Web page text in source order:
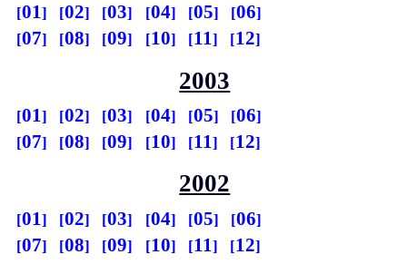
01 02 03 04 05
06
07
08 09 10 11 12
2003
01 02 03 04 05
06
07
08 09 10 11 12
2002
01 02 03 04 05
06
07
08 09 10 11 12